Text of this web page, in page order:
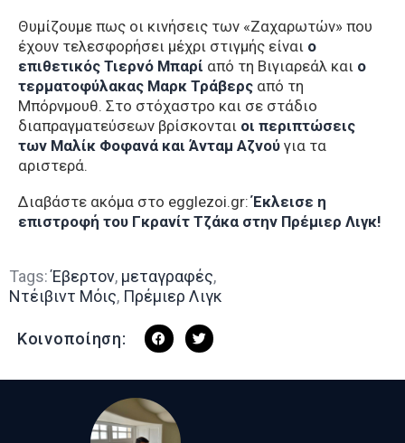
Θυμίζουμε πως οι κινήσεις των «Ζαχαρωτών» που
έχουν τελεσφορήσει μέχρι στιγμής είναι ο
επιθετικός Τιερνό Μπαρί από τη Βιγιαρεάλ και ο
τερματοφύλακας Μαρκ Τράβερς από τη
Μπόρνμουθ. Στο στόχαστρο και σε στάδιο
διαπραγματεύσεων βρίσκονται οι περιπτώσεις
των Μαλίκ Φοφανά και Άνταμ Αζνού για τα
αριστερά.
Διαβάστε ακόμα στο egglezoi.gr:Έκλεισε η
επιστροφή του Γκρανίτ Τζάκα στην Πρέμιερ Λιγκ!
Tags: Έβερτον, μεταγραφές,
Ντέιβιντ Μόις, Πρέμιερ Λιγκ
Κοινοποίηση: